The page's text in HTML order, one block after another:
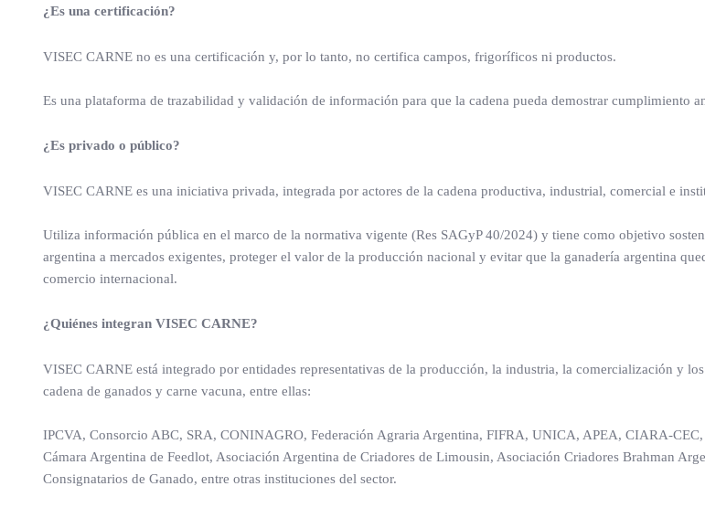
¿Es una certificación?
VISEC CARNE no es una certificación y, por lo tanto, no certifica campos, frigoríficos ni productos.
Es una plataforma de trazabilidad y validación de información para que la cadena pueda demostrar cumplimiento
¿Es privado o público?
VISEC CARNE es una iniciativa privada, integrada por actores de la cadena productiva, industrial, comercial e
Utiliza información pública en el marco de la normativa vigente (Res SAGyP 40/2024) y tiene como objetivo
argentina a mercados exigentes, proteger el valor de la producción nacional y evitar que la ganadería argentina
comercio internacional.
¿Quiénes integran VISEC CARNE?
VISEC CARNE está integrado por entidades representativas de la producción, la industria, la comercialización y
cadena de ganados y carne vacuna, entre ellas:
IPCVA, Consorcio ABC, SRA, CONINAGRO, Federación Agraria Argentina, FIFRA, UNICA, APEA, CIARA-
Cámara Argentina de Feedlot, Asociación Argentina de Criadores de Limousin, Asociación Criadores Brahman
Consignatarios de Ganado, entre otras instituciones del sector.